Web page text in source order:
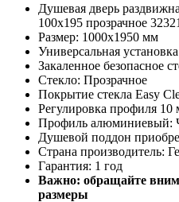
Душевая дверь
100х195 прозрачное
Размер: 1000х1950 мм
Универсальная
Закаленное безопасное
Стекло: Прозрачное
Покрытие стекла Easy
Регулировка профиля 10
Профиль алюминиевый:
Душевой поддон
Страна производитель:
Гарантия: 1 год
Важно: обращайте
размеры